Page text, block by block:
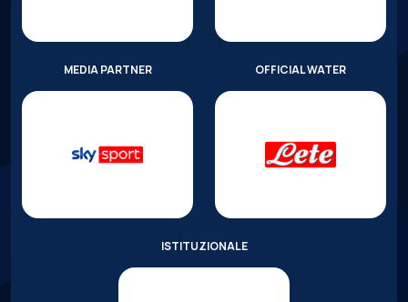
MEDIA PARTNER OFFICIAL WATER
ISTITUZIONALE